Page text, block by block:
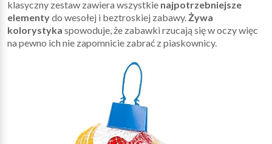
klasyczny zestaw zawiera wszystkie najpotrzebniejsze
elementydo wesołej i beztroskiej zabawy. Żywa
kolorystyka spowoduje, że zabawki rzucają się w oczy więc
na pewno ich nie zapomnicie zabrać z piaskownicy.